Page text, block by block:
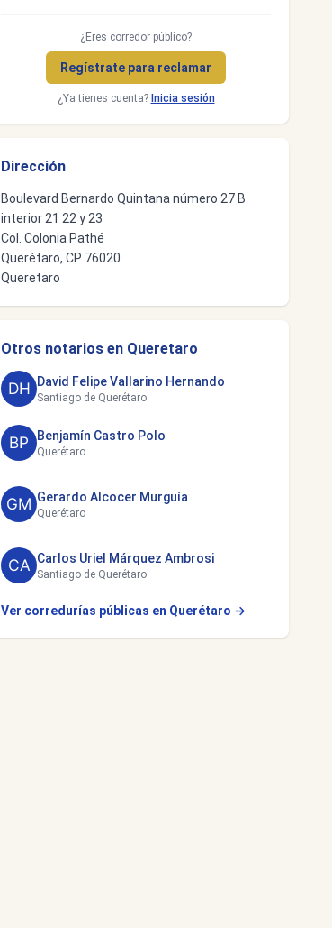
¿Eres corredor público?
Regístrate para reclamar
¿Ya tienes cuenta? Inicia sesión
Dirección
Boulevard Bernardo Quintana número 27 B
interior 21 22 y 23
Col. Colonia Pathé
Querétaro, CP 76020
Queretaro
Otros notarios en Queretaro
David Felipe Vallarino Hernando
Santiago de Querétaro
Benjamín Castro Polo
Querétaro
Gerardo Alcocer Murguía
Querétaro
Carlos Uriel Márquez Ambrosi
Santiago de Querétaro
Ver corredurías públicas en Querétaro →